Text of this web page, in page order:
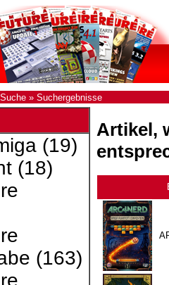
» Suchergebnisse
(19)
(18)
(163)
Artikel,